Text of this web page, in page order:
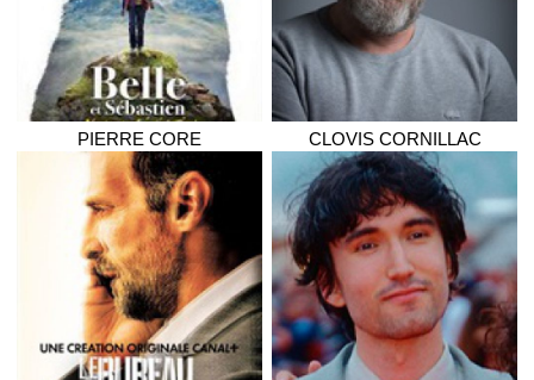
PIERRE CORE CLOVIS CORNILLAC